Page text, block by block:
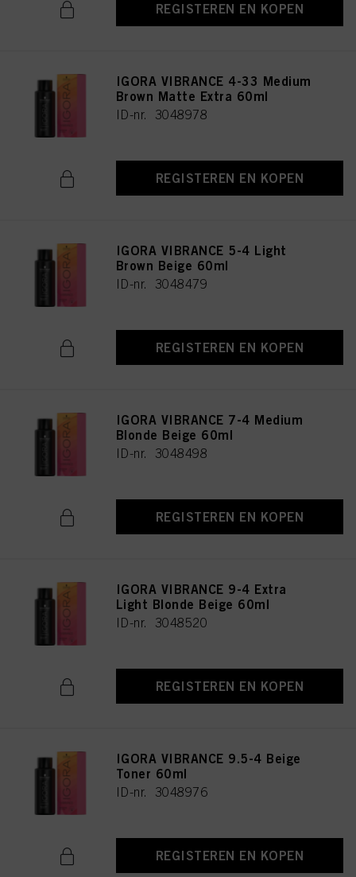
REGISTEREN EN KOPEN
IGORA VIBRANCE 4-33 Medium
Brown Matte Extra 60ml
ID-nr. 3048978
REGISTEREN EN KOPEN
IGORA VIBRANCE 5-4 Light
Brown Beige 60ml
ID-nr. 3048479
REGISTEREN EN KOPEN
IGORA VIBRANCE 7-4 Medium
Blonde Beige 60ml
ID-nr. 3048498
REGISTEREN EN KOPEN
IGORA VIBRANCE 9-4 Extra
Light Blonde Beige 60ml
ID-nr. 3048520
REGISTEREN EN KOPEN
IGORA VIBRANCE 9.5-4 Beige
Toner 60ml
ID-nr. 3048976
REGISTEREN EN KOPEN